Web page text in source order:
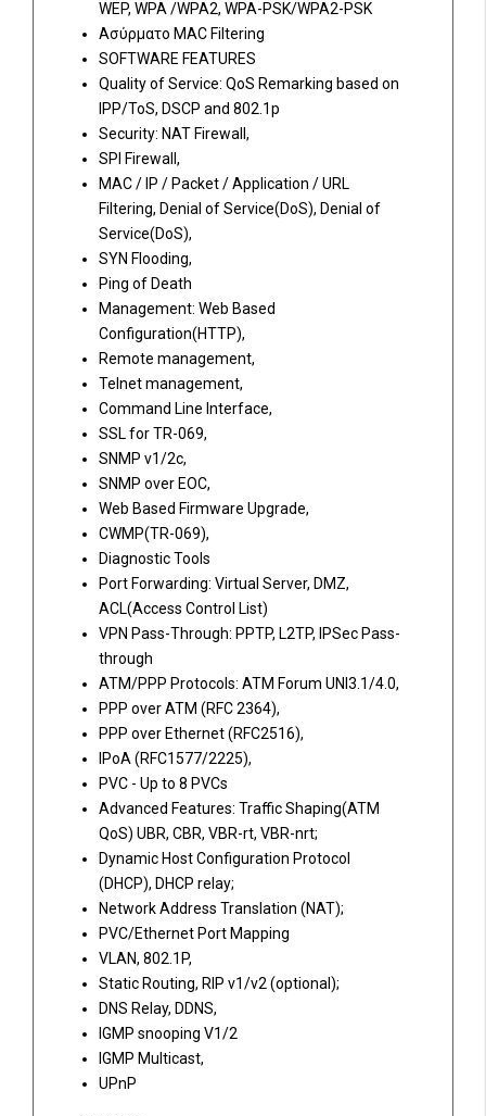
WEP, WPA /WPA2, WPA-PSK/WPA2-PSK
Ασύρματο MAC Filtering
SOFTWARE FEATURES
Quality of Service: QoS Remarking based on
IPP/ToS, DSCP and 802.1p
Security: NAT Firewall,
SPI Firewall,
MAC / IP / Packet / Application / URL
Filtering, Denial of Service(DoS), Denial of
Service(DoS),
SYN Flooding,
Ping of Death
Management: Web Based
Configuration(HTTP),
Remote management,
Telnet management,
Command Line Interface,
SSL for TR-069,
SNMP v1/2c,
SNMP over EOC,
Web Based Firmware Upgrade,
CWMP(TR-069),
Diagnostic Tools
Port Forwarding: Virtual Server, DMZ,
ACL(Access Control List)
VPN Pass-Through: PPTP, L2TP, IPSec Pass-
through
ATM/PPP Protocols: ATM Forum UNI3.1/4.0,
PPP over ATM (RFC 2364),
PPP over Ethernet (RFC2516),
IPoA (RFC1577/2225),
PVC - Up to 8 PVCs
Advanced Features: Traffic Shaping(ATM
QoS) UBR, CBR, VBR-rt, VBR-nrt;
Dynamic Host Configuration Protocol
(DHCP), DHCP relay;
Network Address Translation (NAT);
PVC/Ethernet Port Mapping
VLAN, 802.1P,
Static Routing, RIP v1/v2 (optional);
DNS Relay, DDNS,
IGMP snooping V1/2
IGMP Multicast,
UPnP